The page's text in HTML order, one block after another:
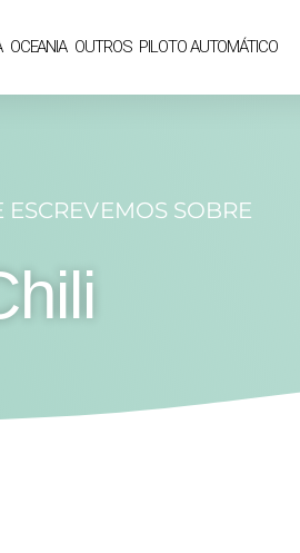
OCEANIA OUTROS PILOTO AUTOMÁTICO
SOBRE